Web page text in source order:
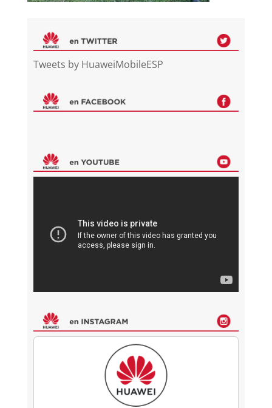
Tweets by HuaweiMobileESP